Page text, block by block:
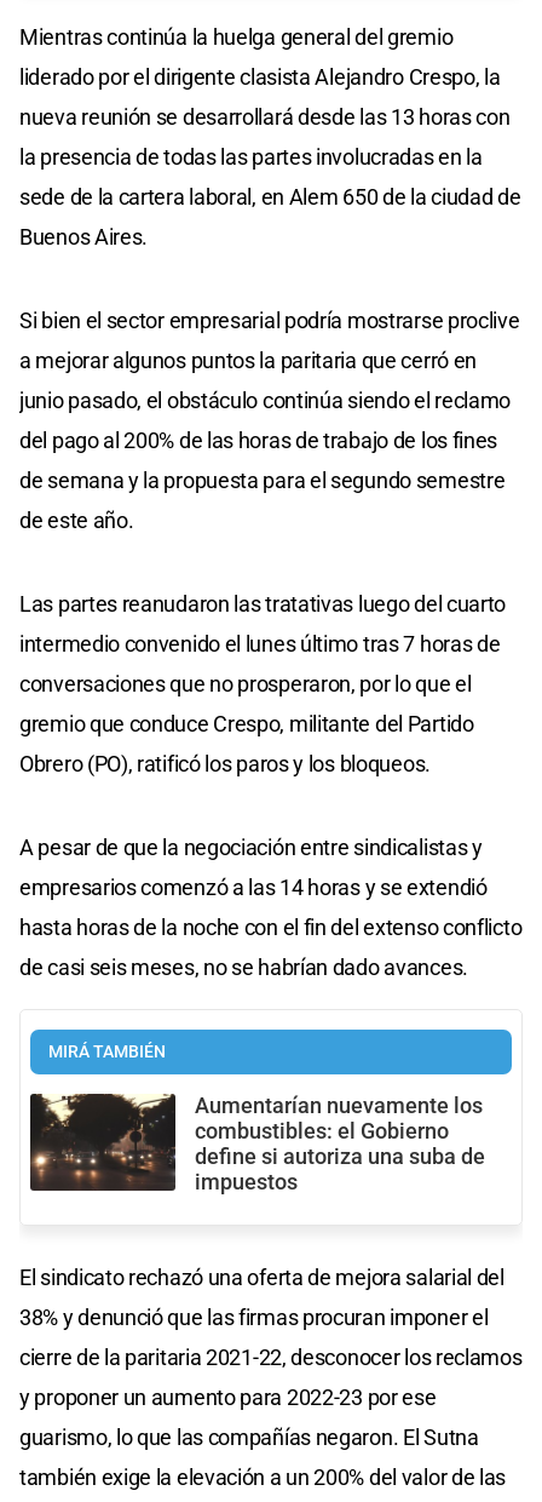
Mientras continúa la huelga general del gremio
liderado por el dirigente clasista Alejandro Crespo, la
nueva reunión se desarrollará desde las 13 horas con
la presencia de todas las partes involucradas en la
sede de la cartera laboral, en Alem 650 de la ciudad de
Buenos Aires.
Si bien el sector empresarial podría mostrarse proclive
a mejorar algunos puntos la paritaria que cerró en
junio pasado, el obstáculo continúa siendo el reclamo
del pago al 200% de las horas de trabajo de los fines
de semana y la propuesta para el segundo semestre
de este año.
Las partes reanudaron las tratativas luego del cuarto
intermedio convenido el lunes último tras 7 horas de
conversaciones que no prosperaron, por lo que el
gremio que conduce Crespo, militante del Partido
Obrero (PO), ratificó los paros y los bloqueos.
A pesar de que la negociación entre sindicalistas y
empresarios comenzó a las 14 horas y se extendió
hasta horas de la noche con el fin del extenso conflicto
de casi seis meses, no se habrían dado avances.
MIRÁ TAMBIÉN
Aumentarían nuevamente los
combustibles: el Gobierno
define si autoriza una suba de
impuestos
El sindicato rechazó una oferta de mejora salarial del
38% y denunció que las firmas procuran imponer el
cierre de la paritaria 2021-22, desconocer los reclamos
y proponer un aumento para 2022-23 por ese
guarismo, lo que las compañías negaron. El Sutna
también exige la elevación a un 200% del valor de las